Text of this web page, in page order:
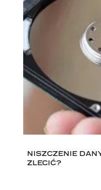
NISZCZENIE
ZLECIĆ?